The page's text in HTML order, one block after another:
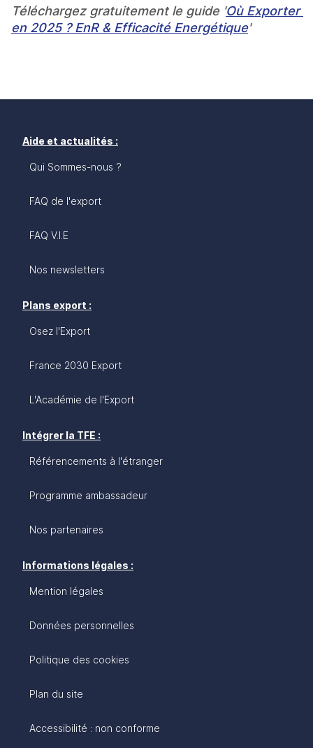
Téléchargez gratuitement le guide 'Où Exporter
en 2025 ? EnR & Efficacité Energétique'
Aide et actualités :
Qui Sommes-nous ?
FAQ de l'export
FAQ V.I.E
Nos newsletters
Plans export :
Osez l'Export
France 2030 Export
L'Académie de l'Export
Intégrer la TFE :
Référencements à l'étranger
Programme ambassadeur
Nos partenaires
Informations légales :
Mention légales
Données personnelles
Politique des cookies
Plan du site
Accessibilité : non conforme